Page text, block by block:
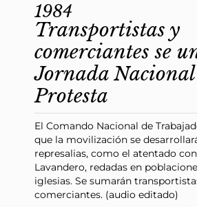
1984
Transportistas y
comerciantes se
Jornada
Protesta
El Comando Nacional de
que la movilización se
represalias, como el atentado
Lavandero, redadas en
iglesias. Se sumarán
comerciantes. (audio editado)